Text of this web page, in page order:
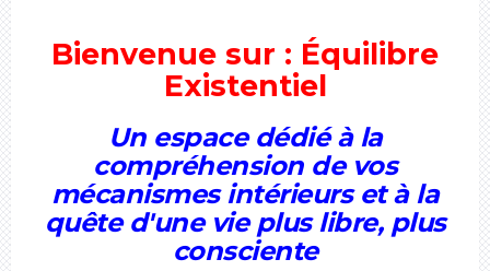
Bienvenue sur : Équilibre
Existentiel
Un espace dédié à la
compréhension de vos
mécanismes intérieurs et à la
quête d'une vie plus libre, plus
consciente